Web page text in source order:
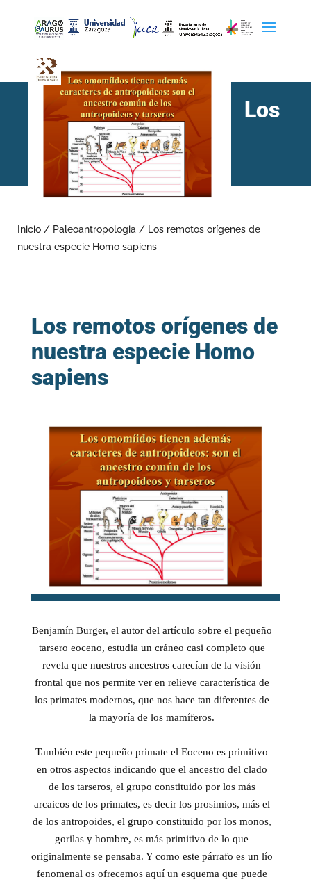
Los
nuestra especie Homo
sapiens
Inicio / Paleoantropologia / Los remotos orígenes de
nuestra especie Homo sapiens
Los remotos orígenes de
nuestra especie Homo
sapiens
Benjamín Burger, el autor del artículo sobre el pequeño
tarsero eoceno, estudia un cráneo casi completo que
revela que nuestros ancestros carecían de la visión
frontal que nos permite ver en relieve característica de
los primates modernos, que nos hace tan diferentes de
la mayoría de los mamíferos.
También este pequeño primate el Eoceno es primitivo
en otros aspectos indicando que el ancestro del clado
de los tarseros, el grupo constituido por los más
arcaicos de los primates, es decir los prosimios, más el
de los antropoides, el grupo constituido por los monos,
gorilas y hombre, es más primitivo de lo que
originalmente se pensaba. Y como este párrafo es un lío
fenomenal os ofrecemos aquí un esquema que puede